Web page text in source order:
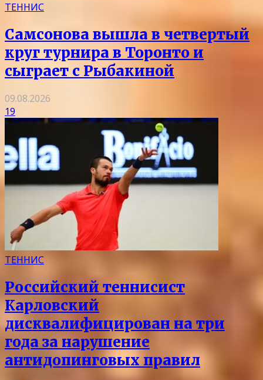
ТЕННИС
Самсонова вышла в четвертый
круг турнира в Торонто и
сыграет с Рыбакиной
09.08.2026
19
ТЕННИС
Российский теннисист
Карловский
дисквалифицирован на три
года за нарушение
антидопинговых правил